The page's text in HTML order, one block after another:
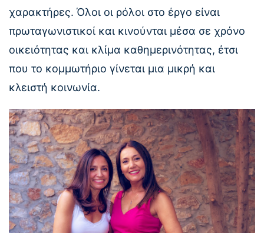
χαρακτήρες. Όλοι οι ρόλοι στο έργο είναι
πρωταγωνιστικοί και κινούνται μέσα σε χρόνο
οικειότητας και κλίμα καθημερινότητας, έτσι
που το κομμωτήριο γίνεται μια μικρή και
κλειστή κοινωνία.